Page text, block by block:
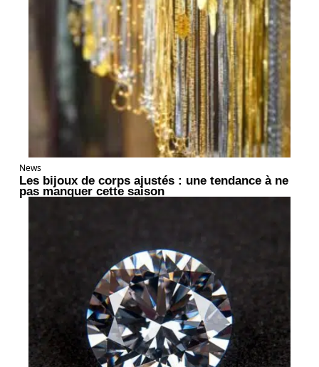
News
Les bijoux de corps ajustés : une tendance à ne
pas manquer cette saison